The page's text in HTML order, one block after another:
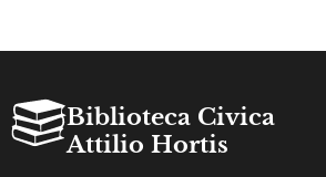
Biblioteca Civica
Attilio Hortis